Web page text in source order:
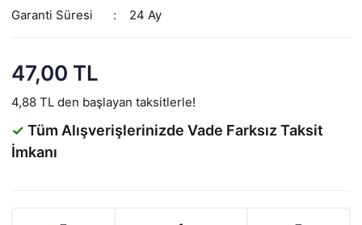
Garanti Süresi
24 Ay
47,00 TL
4,88 TL den başlayan taksitlerle!
✓ Tüm Alışverişlerinizde Vade Farksız Taksit
İmkanı